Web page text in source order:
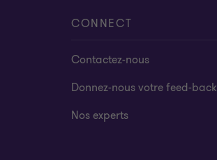
CONNECT
Contactez-nous
Donnez-nous votre feed-back
Nos experts